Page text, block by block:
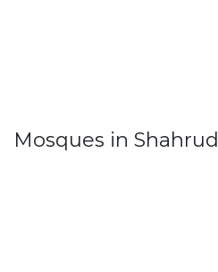
Mosques in Shahrud